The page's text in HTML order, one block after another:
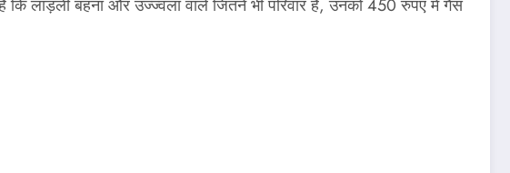
कि लाड़ली बहना और उज्ज्वला वाले जितने भी परिवार हैं, उनको 450 रुपए में गैस